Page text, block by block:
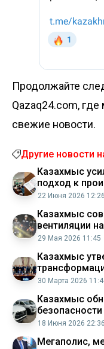
Продолжайте
Qazaq24.com,
свежие новости.
Другие новости
Казахмыс
подход к
22 Июня 2026 12:26
Казахмыс
вентиляции
безопасности
29 Мая 2026 11:45
Казахмыс
на 2026 2028
30 Марта 2026
Казахмыс
18 Июня 2026 22:36
Мегаполис,